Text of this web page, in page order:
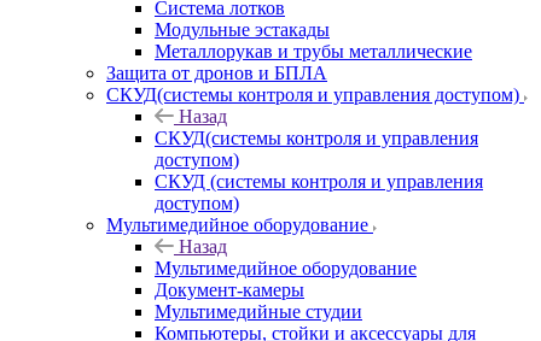
Система лотков
Модульные эстакады
Металлорукав и трубы металлические
Защита от дронов и БПЛА
СКУД(системы контроля и управления доступом)
Назад
СКУД(системы контроля и управления
доступом)
СКУД (системы контроля и управления
доступом)
Мультимедийное оборудование
Назад
Мультимедийное оборудование
Документ-камеры
Мультимедийные студии
Компьютеры, стойки и аксессуары для